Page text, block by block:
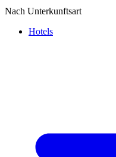
Nach Unterkunftsart
Hotels